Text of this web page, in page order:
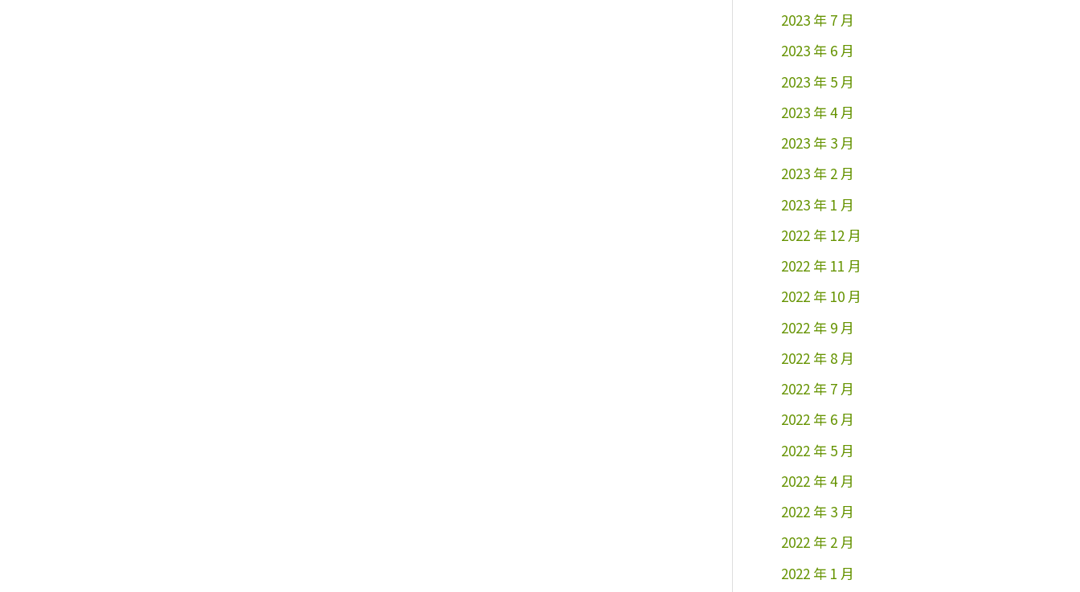
2023 年 7 月
2023 年 6 月
2023 年 5 月
2023 年 4 月
2023 年 3 月
2023 年 2 月
2023 年 1 月
2022 年 12 月
2022 年 11 月
2022 年 10 月
2022 年 9 月
2022 年 8 月
2022 年 7 月
2022 年 6 月
2022 年 5 月
2022 年 4 月
2022 年 3 月
2022 年 2 月
2022 年 1 月